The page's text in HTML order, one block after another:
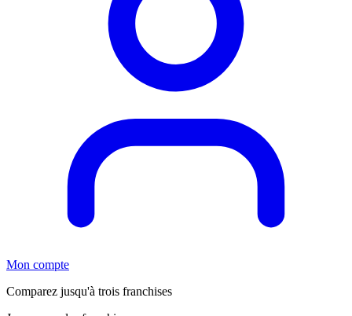
Mon compte
Comparez jusqu'à trois franchises